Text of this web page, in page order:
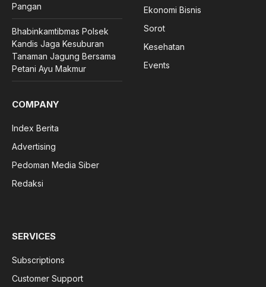
Pangan
Bhabinkamtibmas Polsek
Kandis Jaga Kesuburan
Tanaman Jagung Bersama
Petani Ayu Makmur
Ekonomi Bisnis
Sorot
Kesehatan
Events
COMPANY
Index Berita
Advertising
Pedoman Media Siber
Redaksi
SERVICES
Subscriptions
Customer Support